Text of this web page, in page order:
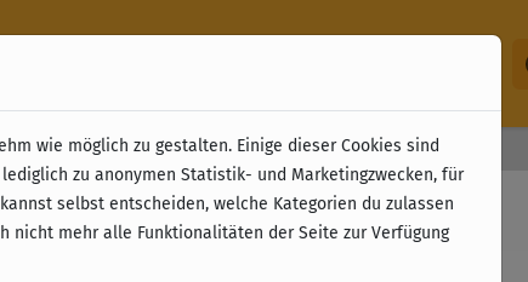
30 Tage Rückgabe
wie möglich zu gestalten. Einige dieser Cookies sind
zu anonymen Statistik- und Marketingzwecken, für
selbst entscheiden, welche Kategorien du zulassen
nicht mehr alle Funktionalitäten der Seite zur Verfügung